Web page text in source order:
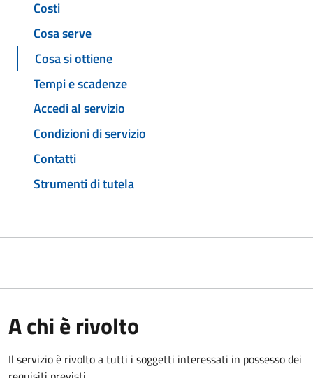
Costi
Cosa serve
Cosa si ottiene
Tempi e scadenze
Accedi al servizio
Condizioni di servizio
Contatti
Strumenti di tutela
A chi è rivolto
Il servizio è rivolto a tutti i soggetti interessati in possesso dei